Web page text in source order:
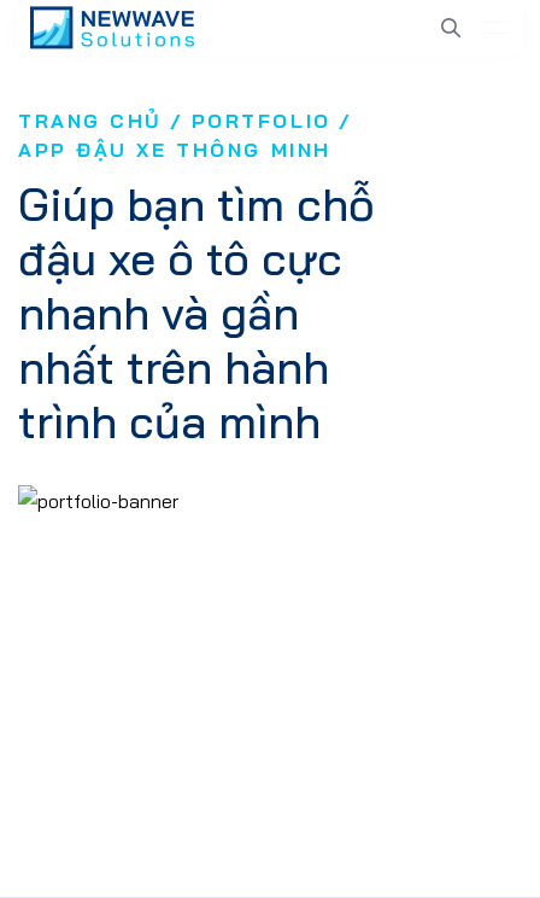
TRANG CHỦ
PORTFOLIO
APP ĐẬU XE THÔNG MINH
Giúp bạn tìm chỗ
đậu xe ô tô cực
nhanh và gần
nhất trên hành
trình của mình